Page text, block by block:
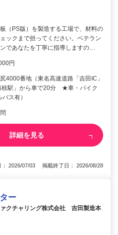
（PS版）を製造する工場で、材料の
ックまで担ってください。ベテラン
であなたを丁寧に指導しますの…
円
4000番地（東名高速道路「吉田IC」
枝駅」から車で20分 ★車・バイク
ス有）
詳細を見る
： 2026/07/03 掲載終了日： 2026/08/28
ー
クチャリング株式会社 吉田製造本